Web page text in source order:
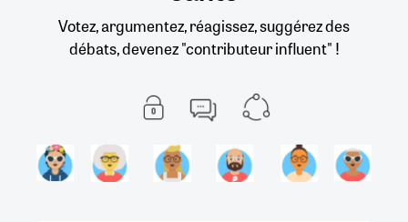
Votez, argumentez, réagissez, suggérez des
débats, devenez "contributeur influent" !